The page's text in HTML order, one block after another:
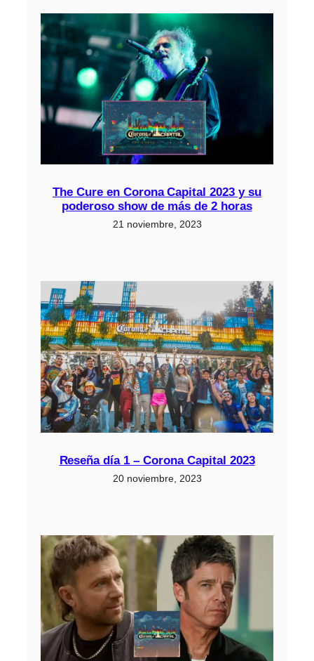
The Cure en Corona Capital 2023 y su
poderoso show de más de 2 horas
21 noviembre, 2023
Reseña día 1 – Corona Capital 2023
20 noviembre, 2023